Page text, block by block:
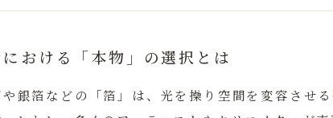
おける「本物」の選択とは
銀箔などの「箔」は、光を操り空間を変容させ